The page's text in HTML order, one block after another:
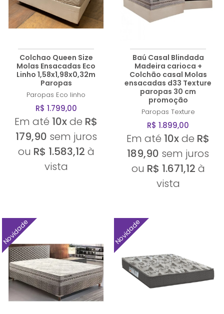
Colchao Queen Size
Molas Ensacadas Eco
Linho 1,58x1,98x0,32m
Paropas
Paropas Eco linho
R$ 1.799,00
Em até 10xde R$
179,90 sem juros
ou R$ 1.583,12 à
vista
Baú Casal Blindada
Madeira carioca +
Colchão casal Molas
ensacadas d33 Texture
paropas 30 cm
promoção
Paropas Texture
R$ 1.899,00
Em até 10xde R$
189,90 sem juros
ou R$ 1.671,12 à
vista
Novidade Novidade